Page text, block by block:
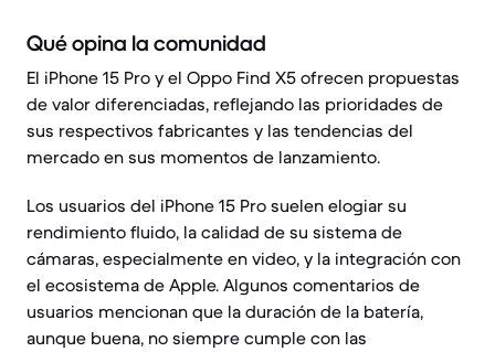
Qué opina la comunidad
El iPhone 15 Pro y el Oppo Find X5 ofrecen propuestas
de valor diferenciadas, reflejando las prioridades de
sus respectivos fabricantes y las tendencias del
mercado en sus momentos de lanzamiento.
Los usuarios del iPhone 15 Pro suelen elogiar su
rendimiento fluido, la calidad de su sistema de
cámaras, especialmente en video, y la integración con
el ecosistema de Apple. Algunos comentarios de
usuarios mencionan que la duración de la batería,
aunque buena, no siempre cumple con las